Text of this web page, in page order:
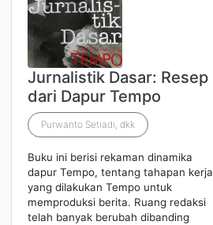
Jurnalistik Dasar: Resep
dari Dapur Tempo
Purwanto Setiadi, dkk
Buku ini berisi rekaman dinamika
dapur Tempo, tentang tahapan kerja
yang dilakukan Tempo untuk
memproduksi berita. Ruang redaksi
telah banyak berubah dibanding